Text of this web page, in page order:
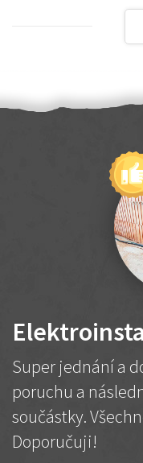
Super jednání a
poruchu a
součástky.
Doporučuji!